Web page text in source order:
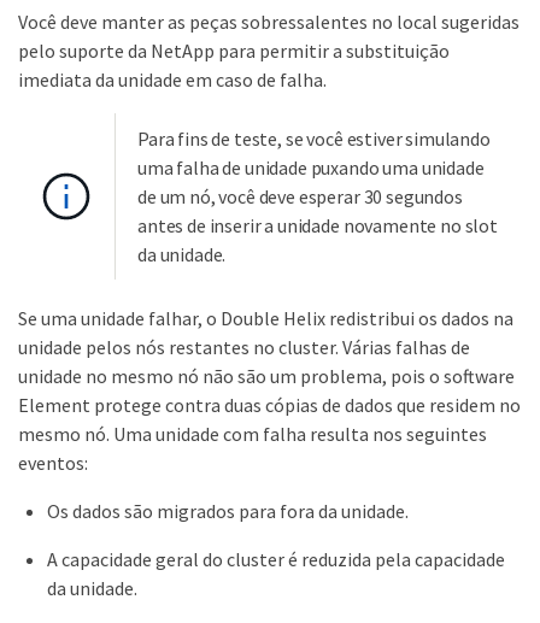
Você deve manter as peças sobressalentes no local sugeridas
pelo suporte da NetApp para permitir a substituição
imediata da unidade em caso de falha.
Para fins de teste, se você estiver simulando
uma falha de unidade puxando uma unidade
de um nó, você deve esperar 30 segundos
antes de inserir a unidade novamente no slot
da unidade.
Se uma unidade falhar, o Double Helix redistribui os dados na
unidade pelos nós restantes no cluster. Várias falhas de
unidade no mesmo nó não são um problema, pois o software
Element protege contra duas cópias de dados que residem no
mesmo nó. Uma unidade com falha resulta nos seguintes
eventos:
Os dados são migrados para fora da unidade.
A capacidade geral do cluster é reduzida pela capacidade
da unidade.